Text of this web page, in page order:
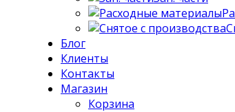
Блог
Клиенты
Контакты
Магазин
Корзина